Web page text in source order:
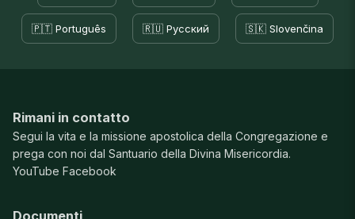
🇵🇹 Português 🇷🇺 Русский 🇸🇰 Slovenčina
Rimani in contatto
Segui la vita e la missione apostolica della Congregazione e
prega con noi dal Santuario della Divina Misericordia.
YouTube Facebook